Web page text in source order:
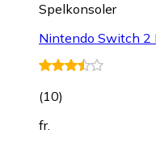
Spelkonsoler
Nintendo Switch 2
(10)
fr.